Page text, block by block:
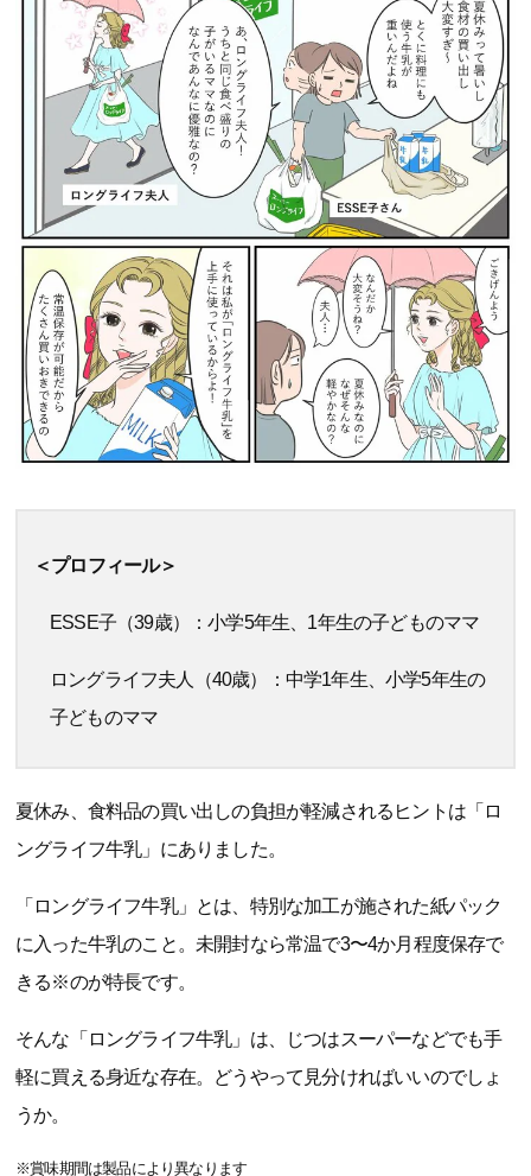
＜プロフィール＞
ESSE子（39歳）：小学5年生、1年生の子どものママ
ロングライフ夫人（40歳）：中学1年生、小学5年生の
子どものママ
夏休み、食料品の買い出しの負担が軽減されるヒントは「ロ
ングライフ牛乳」にありました。
「ロングライフ牛乳」とは、特別な加工が施された紙パック
に入った牛乳のこと。未開封なら常温で3〜4か月程度保存で
きる※のが特長です。
そんな「ロングライフ牛乳」は、じつはスーパーなどでも手
軽に買える身近な存在。どうやって見分ければいいのでしょ
うか。
※賞味期間は製品により異なります